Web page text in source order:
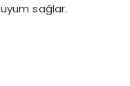
sağlar.